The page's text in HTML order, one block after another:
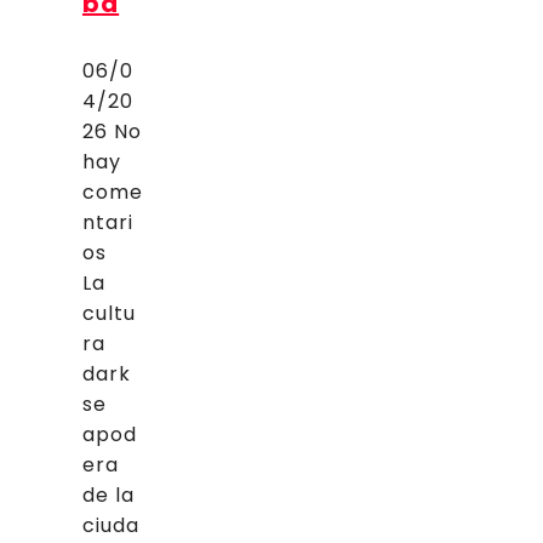
06/0
4/20
26 No
hay
come
ntari
os
La
cultu
ra
dark
se
apod
era
de la
ciuda